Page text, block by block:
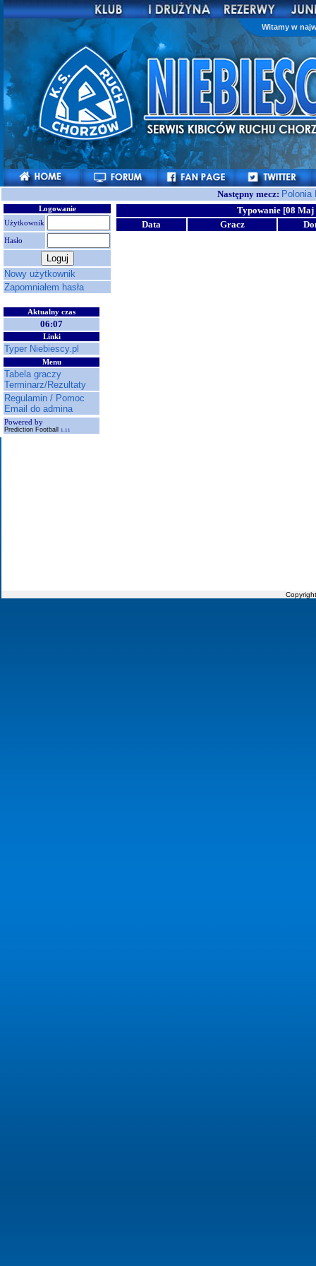
Witamy w
Następny mecz:
Logowanie
Użytkownik
Hasło
Nowy użytkownik
Zapomniałem hasła
Aktualny czas
06:07
Linki
Typer Niebiescy.pl
Menu
Tabela graczy
Terminarz/Rezultaty
Regulamin / Pomoc
Email do admina
Powered by
Prediction Football 1.11
Typowanie [08 Maj
Data
Gracz